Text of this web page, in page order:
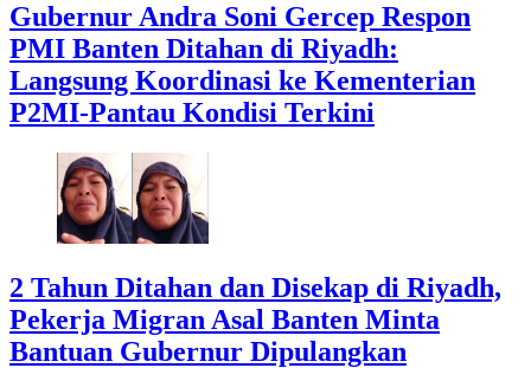
Gubernur Andra Soni Gercep Respon
PMI Banten Ditahan di Riyadh:
Langsung Koordinasi ke Kementerian
P2MI-Pantau Kondisi Terkini
2 Tahun Ditahan dan Disekap di Riyadh,
Pekerja Migran Asal Banten Minta
Bantuan Gubernur Dipulangkan